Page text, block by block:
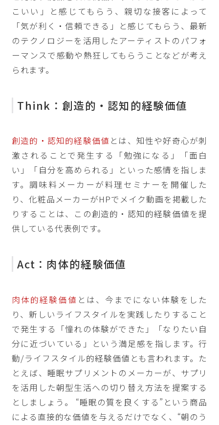
こいい」と感じてもらう、親切な接客によって
「気が利く・信頼できる」と感じてもらう、最新
のテクノロジーを活用したアーティストのパフォ
ーマンスで感動や熱狂してもらうことなどが考え
られます。
Think：創造的・認知的経験価値
創造的・認知的経験価値 とは、知性や好奇心が刺
激されることで発生する「勉強になる」「面白
い」「自分を高められる」といった感情を指しま
す。調味料メーカーが料理セミナーを開催した
り、化粧品メーカーがHPでメイク動画を掲載した
りすることは、この創造的・認知的経験価値を提
供している代表例です。
Act：肉体的経験価値
肉体的経験価値 とは、今までにない体験をした
り、新しいライフスタイルを実践したりすること
で発生する「憧れの体験ができた」「なりたい自
分に近づいている」という満足感を指します。行
動/ライフスタイル的経験価値とも言われます。た
とえば、睡眠サプリメントのメーカーが、サプリ
を活用した朝型生活への切り替え方法を提案する
としましょう。 “睡眠の質を良くする”という商品
による直接的な価値を与えるだけでなく、“朝のう